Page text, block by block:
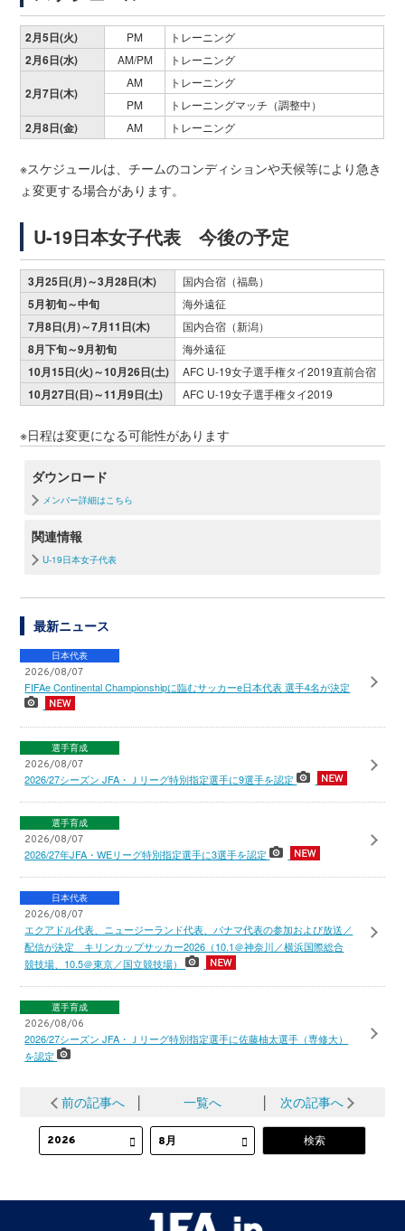
2月5日(火) PM トレーニング
2月6日(水) AM/PM トレーニング
2月7日(木)
AM
トレーニング
PM
トレーニングマッチ（調整中）
2月8日(金) AM トレーニング
※スケジュールは、チームのコンディションや天候等により急き
ょ変更する場合があります。
U-19日本女子代表 今後の予定
3月25日(月)～3月28日(木) 国内合宿（福島）
5月初旬～中旬 海外遠征
7月8日(月)～7月11日(木) 国内合宿（新潟）
8月下旬～9月初旬 海外遠征
10月15日(火)～10月26日(土) AFC U-19女子選手権タイ2019直前合宿
10月27日(日)～11月9日(土) AFC U-19女子選手権タイ2019
※日程は変更になる可能性があります
ダウンロード
メンバー詳細はこちら
関連情報
U-19日本女子代表
最新ニュース
日本代表
2026/08/07
FIFAe Continental Championshipに臨むサッカーe日本代表 選手4名が決定
選手育成
2026/08/07
2026/27シーズン JFA・Ｊリーグ特別指定選手に9選手を認定
選手育成
2026/08/07
2026/27年JFA・WEリーグ特別指定選手に3選手を認定
日本代表
2026/08/07
エクアドル代表、ニュージーランド代表、パナマ代表の参加および放送／
配信が決定 キリンカップサッカー2026（10.1＠神奈川／横浜国際総合
競技場、10.5＠東京／国立競技場）
選手育成
2026/08/06
2026/27シーズン JFA・Ｊリーグ特別指定選手に佐藤柚太選手（専修大）
を認定
前の記事へ 一覧へ 次の記事へ